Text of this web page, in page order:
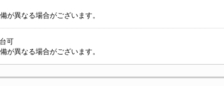
が異なる場合がございます。
可
が異なる場合がございます。